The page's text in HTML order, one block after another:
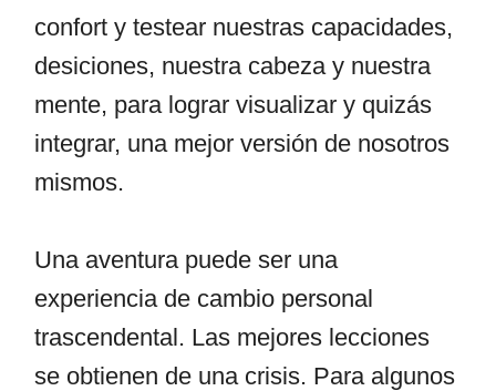
confort y testear nuestras capacidades,
desiciones, nuestra cabeza y nuestra
mente, para lograr visualizar y quizás
integrar, una mejor versión de nosotros
mismos.
Una aventura puede ser una
experiencia de cambio personal
trascendental. Las mejores lecciones
se obtienen de una crisis. Para algunos